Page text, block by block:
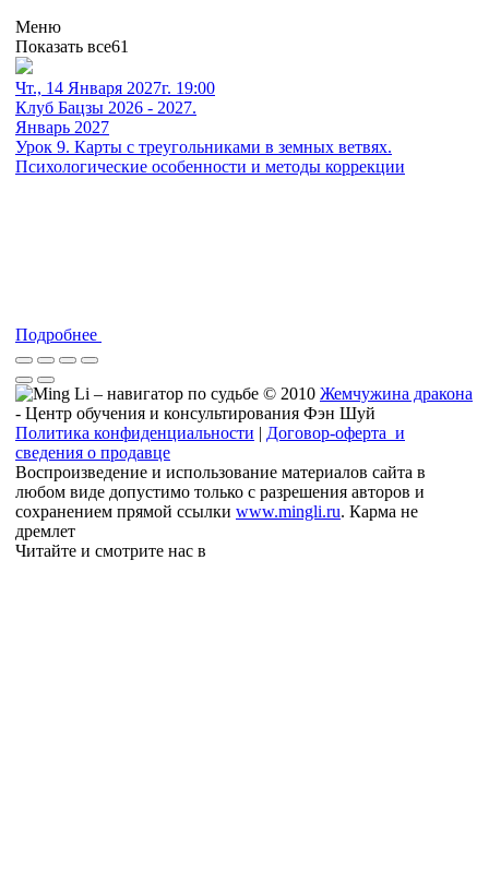
Меню
Показать все61
Чт., 14 Января 2027г. 19:00
Клуб Бацзы 2026 - 2027.
Январь 2027
Урок 9. Карты с треугольниками в земных ветвях.
Психологические особенности и методы коррекции
Подробнее
© 2010 Жемчужина дракона
- Центр обучения и консультирования Фэн Шуй
Политика конфиденциальности | Договор-оферта и
сведения о продавце
Воспроизведение и использование материалов сайта в
любом виде допустимо только с разрешения авторов и
сохранением прямой ссылки www.mingli.ru. Карма не
дремлет
Читайте и смотрите нас в